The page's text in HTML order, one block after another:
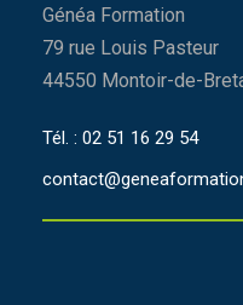
Généa Formation
79 rue Louis Pasteur
44550 Montoir-de-
Tél. : 02 51 16 29 54